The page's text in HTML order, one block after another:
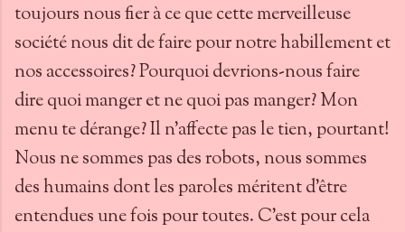
toujours nous fier à ce que cette merveilleuse
société nous dit de faire pour notre habillement et
nos accessoires? Pourquoi devrions-nous faire
dire quoi manger et ne quoi pas manger? Mon
menu te dérange? Il n’affecte pas le tien, pourtant!
Nous ne sommes pas des robots, nous sommes
des humains dont les paroles méritent d’être
entendues une fois pour toutes. C’est pour cela